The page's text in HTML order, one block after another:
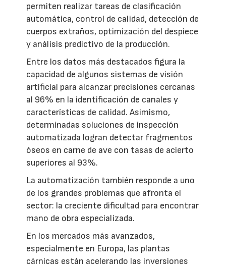
permiten realizar tareas de clasificación
automática, control de calidad, detección de
cuerpos extraños, optimización del despiece
y análisis predictivo de la producción.
Entre los datos más destacados figura la
capacidad de algunos sistemas de visión
artificial para alcanzar precisiones cercanas
al 96% en la identificación de canales y
características de calidad. Asimismo,
determinadas soluciones de inspección
automatizada logran detectar fragmentos
óseos en carne de ave con tasas de acierto
superiores al 93%.
La automatización también responde a uno
de los grandes problemas que afronta el
sector: la creciente dificultad para encontrar
mano de obra especializada.
En los mercados más avanzados,
especialmente en Europa, las plantas
cárnicas están acelerando las inversiones